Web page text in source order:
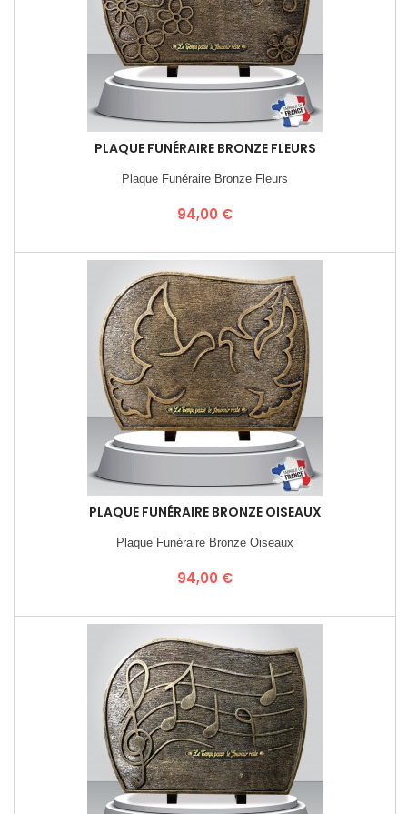
PLAQUE FUNÉRAIRE BRONZE FLEURS
Plaque Funéraire Bronze Fleurs
Prix
94,00 €
PLAQUE FUNÉRAIRE BRONZE OISEAUX
Plaque Funéraire Bronze Oiseaux
Prix
94,00 €